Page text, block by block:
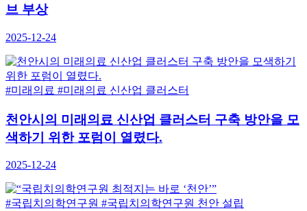
브 부상
2025-12-24
#미래의료 #미래의료 신산업 클러스터
천안시의 미래의료 신산업 클러스터 구축 방안을 모
색하기 위한 포럼이 열렸다.
2025-12-24
#국립치의학연구원 #국립치의학연구원 천안 설립